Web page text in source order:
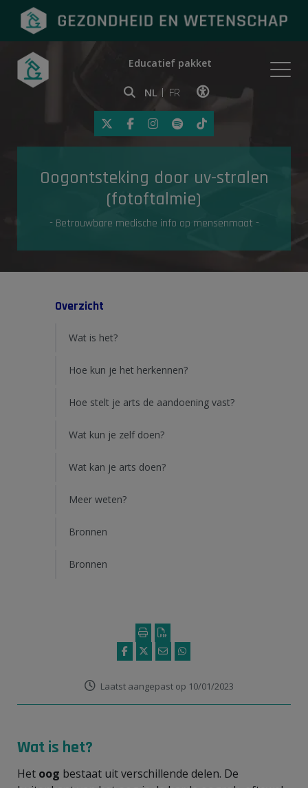
Onderwerpen
Gezondheid in de media
Educatief pakket
NL FR
Klik op deze link om
Oogontsteking door uv-stralen
(fotoftalmie)
- Betrouwbare medische info op mensenmaat -
Overzicht
Wat is het?
Hoe kun je het herkennen?
Hoe stelt je arts de aandoening vast?
Wat kun je zelf doen?
Wat kan je arts doen?
Meer weten?
Bronnen
Bronnen
Laatst aangepast op 10/01/2023
Wat is het?
Het oog bestaat uit verschillende delen. De